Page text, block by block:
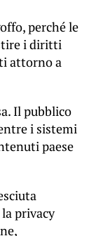
perché le
i diritti
attorno a
Il pubblico
i sistemi
paese
privacy